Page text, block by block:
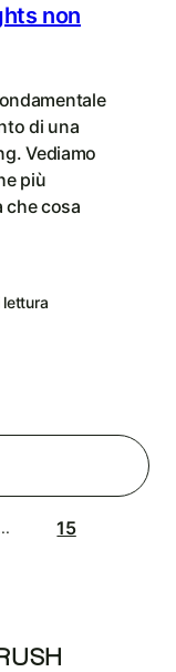
non
di una
Vediamo
più
che cosa
lettura
15